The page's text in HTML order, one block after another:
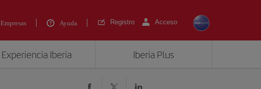
Empresas Ayuda Registro Acceso
Experiencia Iberia Iberia Plus